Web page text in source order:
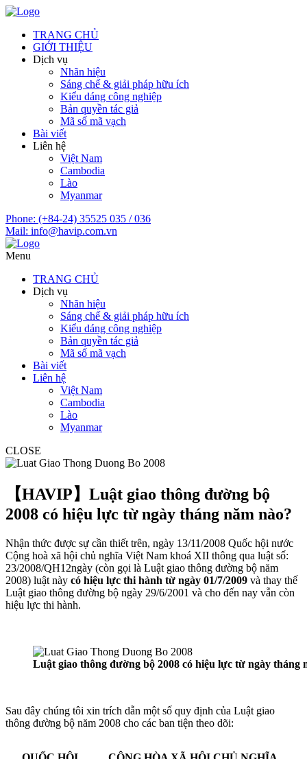
TRANG CHỦ
GIỚI THIỆU
Dịch vụ
Nhãn hiệu
Sáng chế & giải pháp hữu ích
Kiểu dáng công nghiệp
Bản quyền tác giả
Mã số mã vạch
Bài viết
Liên hệ
Việt Nam
Cambodia
Lào
Myanmar
Phone: (+84-24) 35525 035 / 036
Mail: info@havip.com.vn
Menu
TRANG CHỦ
Dịch vụ
Nhãn hiệu
Sáng chế & giải pháp hữu ích
Kiểu dáng công nghiệp
Bản quyền tác giả
Mã số mã vạch
Bài viết
Liên hệ
Việt Nam
Cambodia
Lào
Myanmar
CLOSE
【HAVIP】Luật giao thông đường bộ
2008 có hiệu lực từ ngày tháng năm nào?
Nhận thức được sự cần thiết trên, ngày 13/11/2008 Quốc hội nước
Cộng hoà xã hội chủ nghĩa Việt Nam khoá XII thông qua luật số:
23/2008/QH12ngày (còn gọi là Luật giao thông đường bộ năm
2008) luật này có hiệu lực thi hành từ ngày 01/7/2009 và thay thế
Luật giao thông đường bộ ngày 29/6/2001 và cho đến nay vẫn còn
hiệu lực thi hành.
Luật giao thông đường bộ 2008 có hiệu lực từ ngày tháng
Sau đây chúng tôi xin trích dẫn một số quy định của Luật giao
thông đường bộ năm 2008 cho các ban tiện theo dõi: